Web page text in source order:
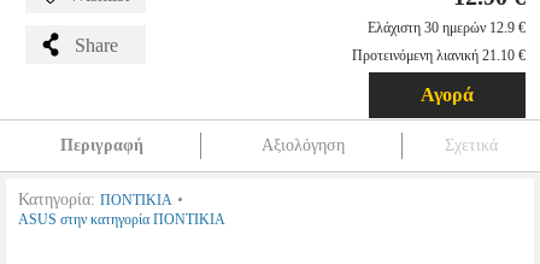
Share
Ελάχιστη 30 ημερών 12.9 €
Προτεινόμενη λιανική 21.10 €
Αγορά
Περιγραφή Αξιολόγηση Σχετικά
Κατηγορία: ΠΟΝΤΙΚΙΑ •
ASUS στην κατηγορία ΠΟΝΤΙΚΙΑ